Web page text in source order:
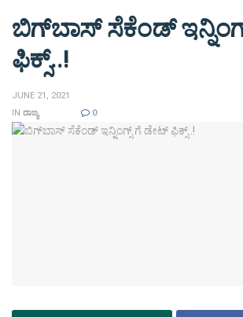
ಬಿಗ್​​ಬಾಸ್ ಸೆಕೆಂಡ್
ಫಿಕ್ಸ್..!
JUNE 21, 2021
IN ರಾಜ್ಯ 0